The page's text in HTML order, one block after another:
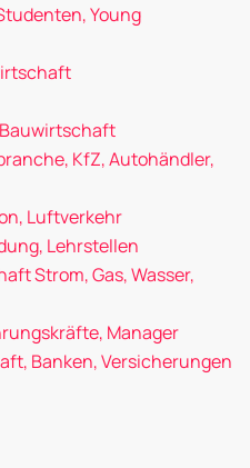
Young
KfZ, Autohändler,
Luftverkehr
Lehrstellen
Strom, Gas, Wasser,
Manager
Banken, Versicherungen